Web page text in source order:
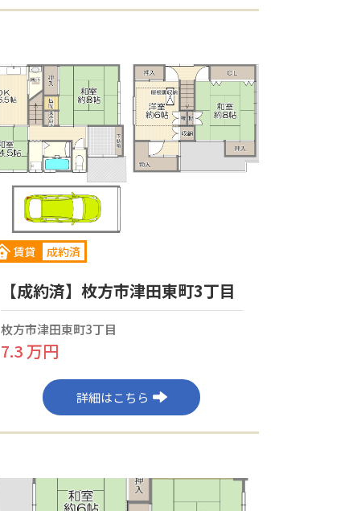
賃貸 成約済
【成約済】枚方市津田東町3丁目
枚方市津田東町3丁目
7.3 万円
詳細はこちら